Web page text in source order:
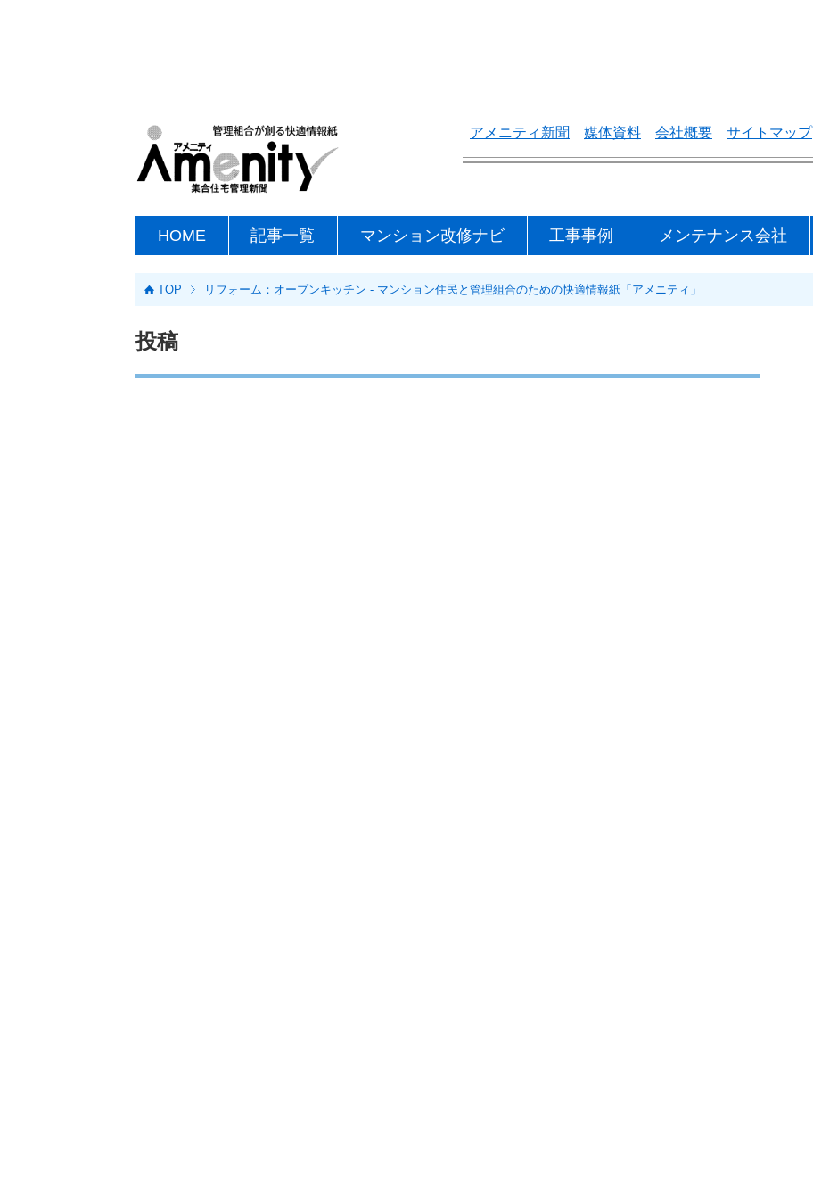
HOME 記事一覧 マンション改修ナビ 工事事例 メンテナンス会社
アメニティ新聞 媒体資料 会社概要 サイトマップ
TOP リフォーム：オープンキッチン - マンション住民と管理組合のための快適情報紙「アメニティ」
投稿